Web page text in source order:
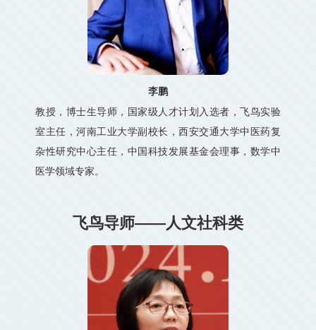
李鹏
教授，博士生导师，国家级人才计划入选者，飞鸟实验
室主任，河南工业大学副校长，西安交通大学中医药复
杂性研究中心主任，中国科技发展基金会理事，数学中
医学领域专家。
飞鸟导师——人文社科类